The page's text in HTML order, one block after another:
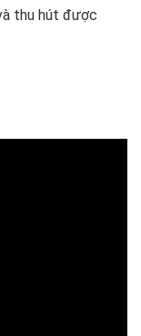
thu hút được